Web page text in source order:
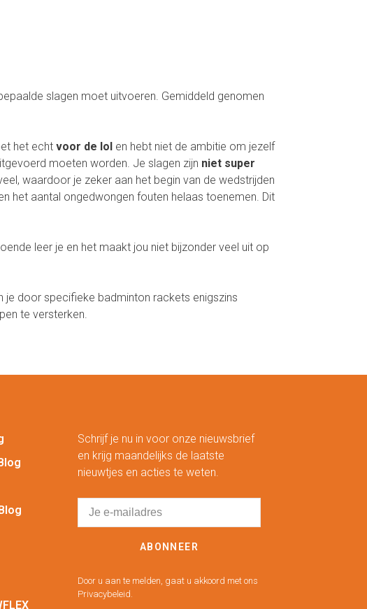
slagen moet uitvoeren. Gemiddeld genomen
het echt voor de lol en hebt niet de ambitie om jezelf
moeten worden. Je slagen zijn niet super
waardoor je zeker aan het begin van de wedstrijden
het aantal ongedwongen fouten helaas toenemen. Dit
leer je en het maakt jou niet bijzonder veel uit op
je door specifieke badminton rackets enigszins
te versterken.
Schrijf je nu in voor onze nieuwsbrief
en krijg maandelijks de laatste
nieuwtjes en acties te weten.
ABONNEER
Door u aan te melden, gaat u akkoord met ons
Privacybeleid.